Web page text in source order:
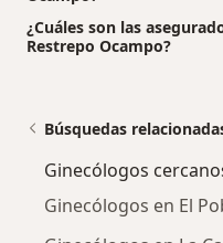
¿Cuáles son las
Restrepo Ocampo?
Búsquedas
Ginecólogos
Ginecólogos en El